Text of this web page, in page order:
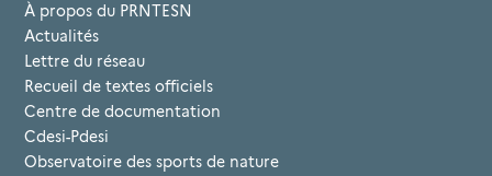
À propos du PRNTESN
Actualités
Lettre du réseau
Recueil de textes officiels
Centre de documentation
Cdesi-Pdesi
Observatoire des sports de nature